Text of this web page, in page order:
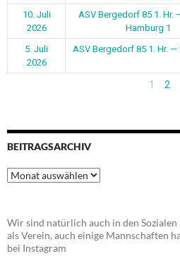
10. Juli
2026
ASV Bergedorf 85 1. Hr.
Hamburg 1
5. Juli
2026
ASV Bergedorf 85 1. Hr. —
1 2
BEITRAGSARCHIV
Beitragsarchiv
Wir sind natürlich auch in den
als Verein, auch einige Mannschaften
bei Instagram